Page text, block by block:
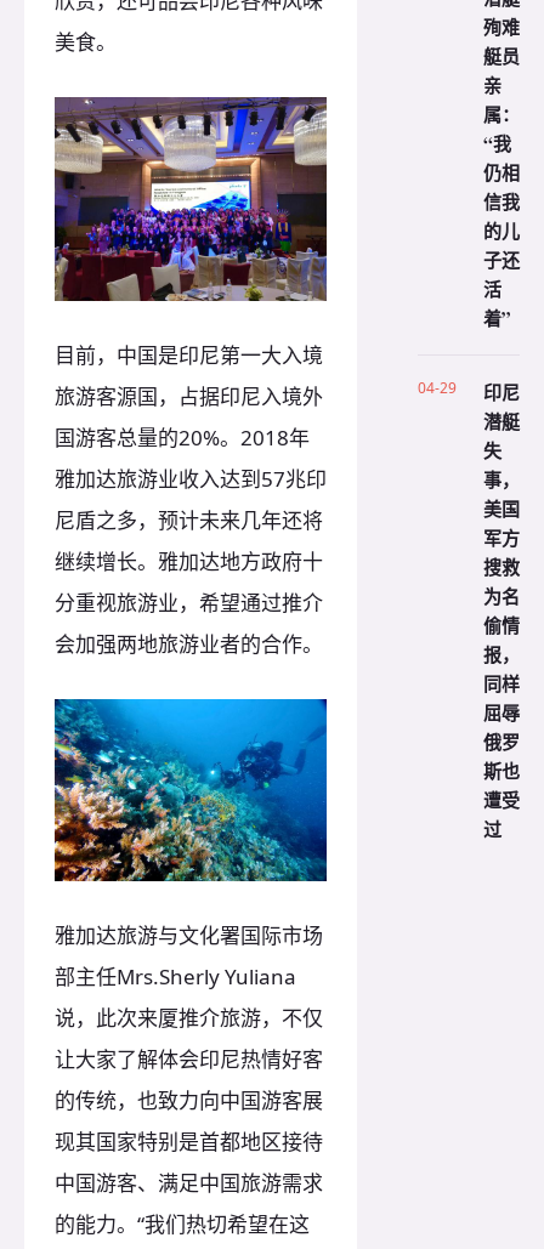
美食。
目前，中国是印尼第一大入境
旅游客源国，占据印尼入境外
国游客总量的20%。2018年
雅加达旅游业收入达到57兆印
尼盾之多，预计未来几年还将
继续增长。雅加达地方政府十
分重视旅游业，希望通过推介
会加强两地旅游业者的合作。
雅加达旅游与文化署国际市场
部主任Mrs.Sherly Yuliana
说，此次来厦推介旅游，不仅
让大家了解体会印尼热情好客
的传统，也致力向中国游客展
现其国家特别是首都地区接待
中国游客、满足中国旅游需求
的能力。“我们热切希望在这
殉难
艇员
亲
属：
“我
仍相
信我
的儿
子还
活
着”
04-29
印尼
潜艇
失
事，
美国
军方
搜救
为名
偷情
报，
同样
屈辱
俄罗
斯也
遭受
过